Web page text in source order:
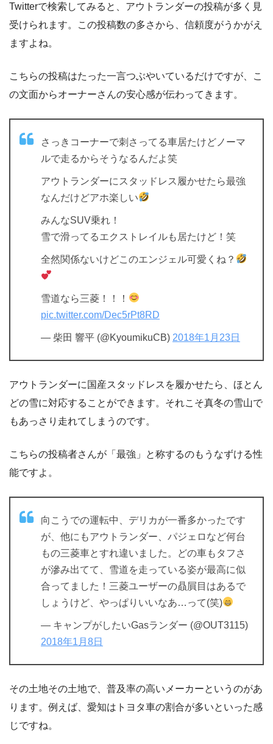
Twitterで検索してみると、アウトランダーの投稿が多く見
受けられます。この投稿数の多さから、信頼度がうかがえ
ますよね。
こちらの投稿はたった一言つぶやいているだけですが、こ
の文面からオーナーさんの安心感が伝わってきます。
さっきコーナーで刺さってる車居たけどノーマ
ルで走るからそうなるんだよ笑
アウトランダーにスタッドレス履かせたら最強
なんだけどアホ楽しい
みんなSUV乗れ！
雪で滑ってるエクストレイルも居たけど！笑
全然関係ないけどこのエンジェル可愛くね？
雪道なら三菱！！！
pic.twitter.com/Dec5rPt8RD
— 柴田 響平 (@KyoumikuCB) 2018年1月23日
アウトランダーに国産スタッドレスを履かせたら、ほとん
どの雪に対応することができます。それこそ真冬の雪山で
もあっさり走れてしまうのです。
こちらの投稿者さんが「最強」と称するのもうなずける性
能ですよ。
向こうでの運転中、デリカが一番多かったです
が、他にもアウトランダー、パジェロなど何台
もの三菱車とすれ違いました。どの車もタフさ
が滲み出てて、雪道を走っている姿が最高に似
合ってました！三菱ユーザーの贔屓目はあるで
しょうけど、やっぱりいいなあ…って(笑)
— キャンプがしたいGasランダー (@OUT3115)
2018年1月8日
その土地その土地で、普及率の高いメーカーというのがあ
ります。例えば、愛知はトヨタ車の割合が多いといった感
じですね。